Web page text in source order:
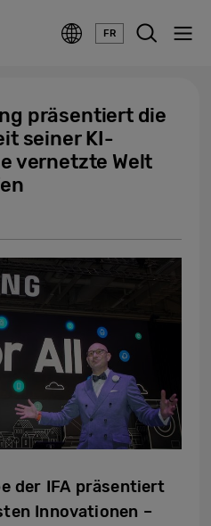
FR
präsentiert die
seiner KI-
vernetzte Welt
der IFA präsentiert
Innovationen –